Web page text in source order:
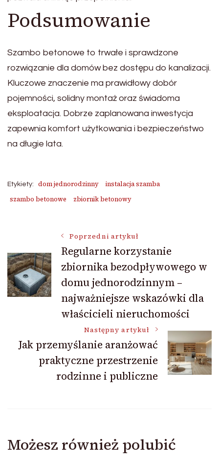
Podsumowanie
Szambo betonowe to trwałe i sprawdzone
rozwiązanie dla domów bez dostępu do kanalizacji.
Kluczowe znaczenie ma prawidłowy dobór
pojemności, solidny montaż oraz świadoma
eksploatacja. Dobrze zaplanowana inwestycja
zapewnia komfort użytkowania i bezpieczeństwo
na długie lata.
Etykiety: dom jednorodzinny
instalacja szamba
szambo betonowe
zbiornik betonowy
Nawigacja
wpisu
Poprzedni artykuł
Regularne korzystanie
zbiornika bezodpływowego w
domu jednorodzinnym –
najważniejsze wskazówki dla
właścicieli nieruchomości
Następny artykuł
Jak przemyślanie aranżować
praktyczne przestrzenie
rodzinne i publiczne
Możesz również polubić